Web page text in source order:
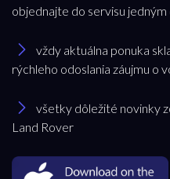
objednajte do servisu
vždy aktuálna ponuka
rýchleho odoslania záujmu o
všetky dôležité novinky
Land Rover